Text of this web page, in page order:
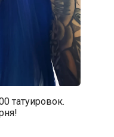
татуировок.